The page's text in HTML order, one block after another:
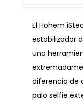
El Hohem
estabilizador
una
diferencia de
palo selfie